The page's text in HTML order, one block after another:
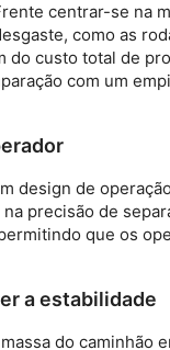
centrar-se na
como as
do custo total de
com um
design de
precisão de
que os
a estabilidade
do caminhão